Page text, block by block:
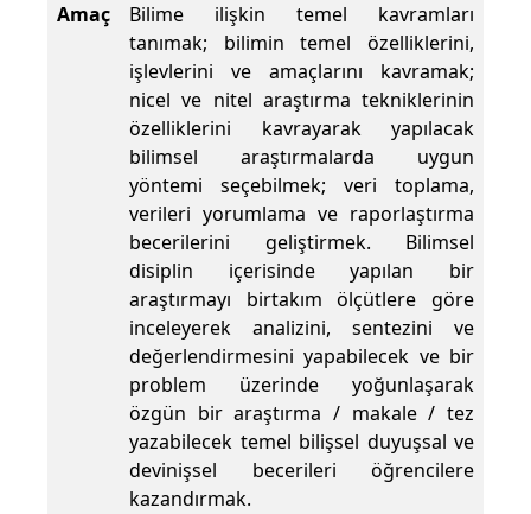
Amaç
Bilime ilişkin temel kavramları
tanımak; bilimin temel özelliklerini,
işlevlerini ve amaçlarını kavramak;
nicel ve nitel araştırma tekniklerinin
özelliklerini kavrayarak yapılacak
bilimsel araştırmalarda uygun
yöntemi seçebilmek; veri toplama,
verileri yorumlama ve raporlaştırma
becerilerini geliştirmek. Bilimsel
disiplin içerisinde yapılan bir
araştırmayı birtakım ölçütlere göre
inceleyerek analizini, sentezini ve
değerlendirmesini yapabilecek ve bir
problem üzerinde yoğunlaşarak
özgün bir araştırma / makale / tez
yazabilecek temel bilişsel duyuşsal ve
devinişsel becerileri öğrencilere
kazandırmak.